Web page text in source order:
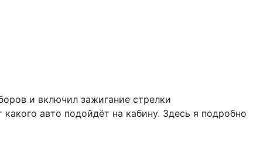
и включил зажигание стрелки
авто подойдёт на кабину. Здесь я подробно